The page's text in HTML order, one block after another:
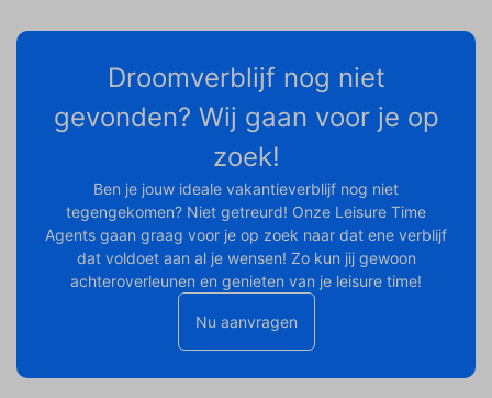
Droomverblijf nog niet
gevonden? Wij gaan voor je op
zoek!
Ben je jouw ideale vakantieverblijf nog niet
tegengekomen? Niet getreurd! Onze Leisure Time
Agents gaan graag voor je op zoek naar dat ene verblijf
dat voldoet aan al je wensen! Zo kun jij gewoon
achteroverleunen en genieten van je leisure time!
Nu aanvragen